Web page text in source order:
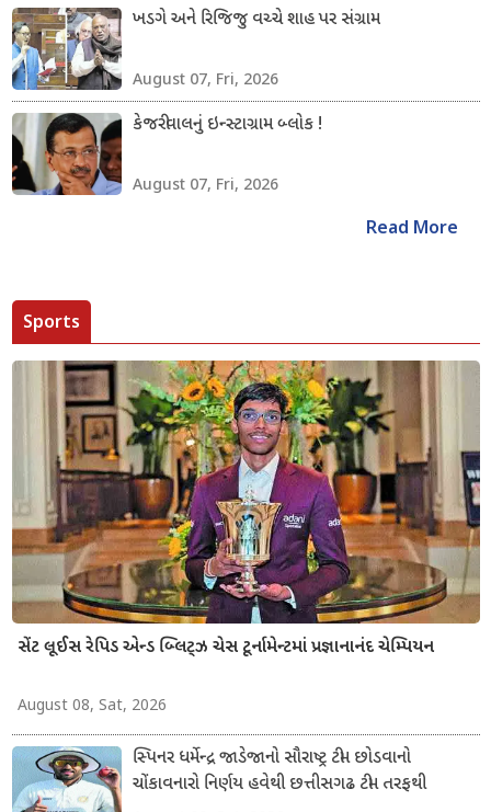
ખડગે અને રિજિજુ વચ્ચે શાહ પર સંગ્રામ
August 07, Fri, 2026
કેજરીવાલનું ઇન્સ્ટાગ્રામ બ્લોક !
August 07, Fri, 2026
Read More
Sports
સેંટ લૂઈસ રેપિડ એન્ડ બ્લિટ્ઝ ચેસ ટૂર્નામેન્ટમાં પ્રજ્ઞાનાનંદ ચેમ્પિયન
August 08, Sat, 2026
સ્પિનર ધર્મેન્દ્ર જાડેજાનો સૌરાષ્ટ્ર ટીમ છોડવાનો
ચોંકાવનારો નિર્ણય હવેથી છત્તીસગઢ ટીમ તરફથી